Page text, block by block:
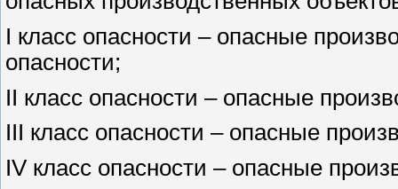
I класс опасности – опасные
опасности;
II класс опасности – опасные
III класс опасности – опасные
IV класс опасности – опасные